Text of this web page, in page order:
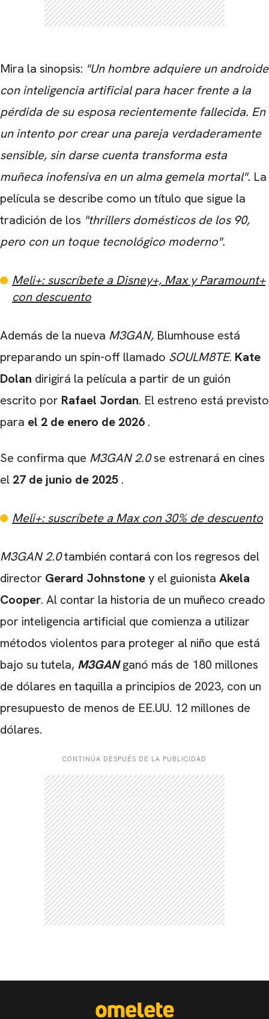
Mira la sinopsis: "Un hombre adquiere un androide
con inteligencia artificial para hacer frente a la
pérdida de su esposa recientemente fallecida. En
un intento por crear una pareja verdaderamente
sensible, sin darse cuenta transforma esta
muñeca inofensiva en un alma gemela mortal". La
película se describe como un título que sigue la
tradición de los "thrillers domésticos de los 90,
pero con un toque tecnológico moderno".
Meli+: suscríbete a Disney+, Max y Paramount+
con descuento
Además de la nueva M3GAN, Blumhouse está
preparando un spin-off llamado SOULM8TE. Kate
Dolan dirigirá la película a partir de un guión
escrito por Rafael Jordan. El estreno está previsto
para el 2 de enero de 2026 .
Se confirma que M3GAN 2.0se estrenará en cines
el 27 de junio de 2025 .
Meli+: suscríbete a Max con 30% de descuento
M3GAN 2.0también contará con los regresos del
director Gerard Johnstoney el guionista Akela
Cooper. Al contar la historia de un muñeco creado
por inteligencia artificial que comienza a utilizar
métodos violentos para proteger al niño que está
bajo su tutela, M3GAN ganó más de 180 millones
de dólares en taquilla a principios de 2023, con un
presupuesto de menos de EE.UU. 12 millones de
dólares.
CONTINÚA DESPUÉS DE LA PUBLICIDAD
CARREGANDO PUBLICIDADE